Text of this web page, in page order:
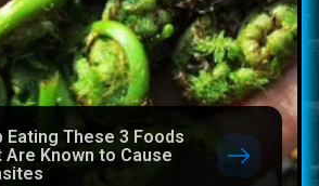
Eating These 3 Foods
Are Known to Cause